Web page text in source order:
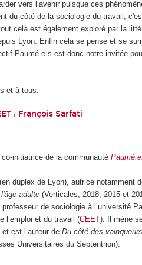
vers l’avenir puisque ces
du côté de la sociologie du travail,
cela est également exploré par la
Lyon. Enfin cela se pense et se
Paumé.e.s est donc notre invitée
et à tous.
: François Sarfati
initiatrice de la communauté
duplex de Lyon), autrice notamment
adulte(Verticales, 2018, 2015 et
professeur de sociologie à l’université
l’emploi et du travail (CEET). Il mène
est l’auteur de Du côté des
Universitaires du Septentrion).